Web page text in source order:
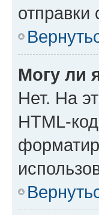
Могу ли
Нет. На
HTML-